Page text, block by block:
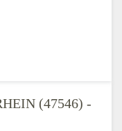
(47546) -